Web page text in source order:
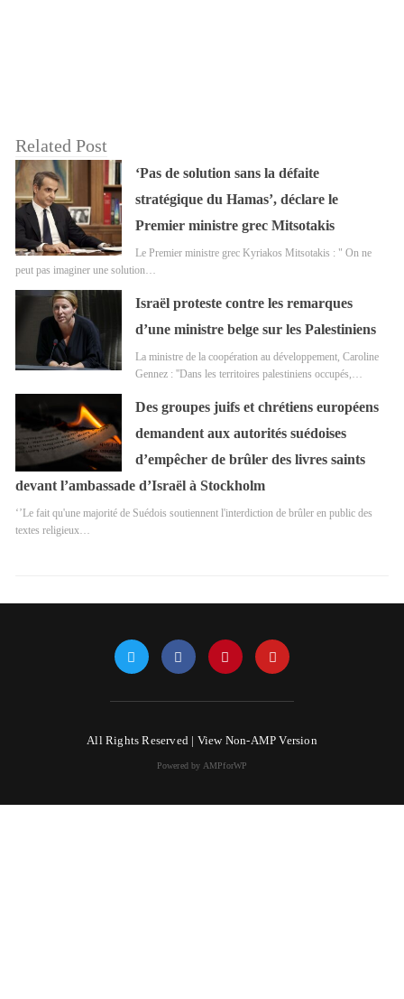
Related Post
‘Pas de solution sans la défaite
stratégique du Hamas’, déclare le
Premier ministre grec Mitsotakis
Le Premier ministre grec Kyriakos Mitsotakis : " On ne
peut pas imaginer une solution…
Israël proteste contre les remarques
d’une ministre belge sur les Palestiniens
La ministre de la coopération au développement, Caroline
Gennez : ''Dans les territoires palestiniens occupés,…
Des groupes juifs et chrétiens européens
demandent aux autorités suédoises
d’empêcher de brûler des livres saints
devant l’ambassade d’Israël à Stockholm
‘’Le fait qu'une majorité de Suédois soutiennent l'interdiction de brûler en public des
textes religieux…
All Rights Reserved | View Non-AMP Version
Powered by AMPforWP